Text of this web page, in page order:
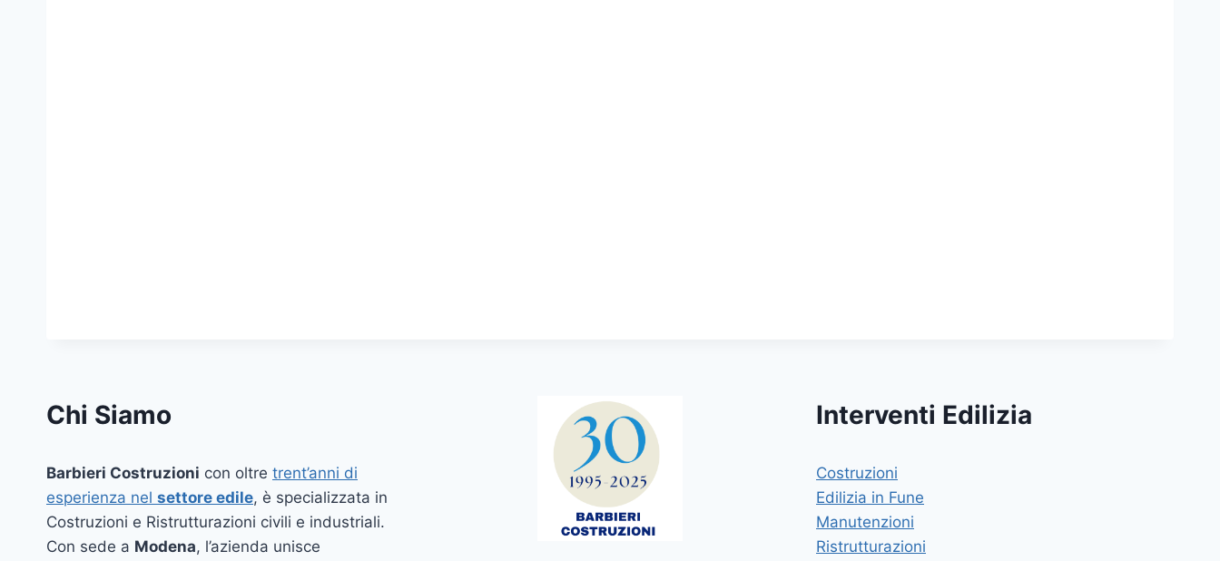
Chi Siamo
Barbieri Costruzioni con oltre trent’anni di
esperienza nel settore edile, è specializzata in
Costruzioni e Ristrutturazioni civili e industriali.
Con sede a Modena, l’azienda unisce
Interventi Edilizia
Costruzioni
Edilizia in Fune
Manutenzioni
Ristrutturazioni